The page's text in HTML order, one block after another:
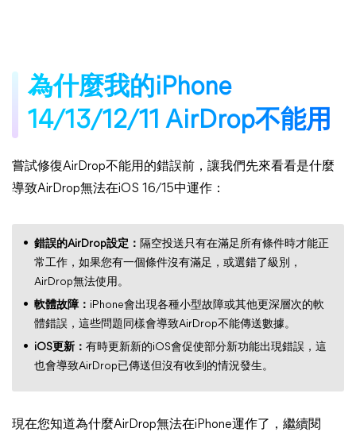
為什麼我的iPhone
14/13/12/11 AirDrop不能用
嘗試修復AirDrop不能用的錯誤前，讓我們先來看看是什麼
導致AirDrop無法在iOS 16/15中運作：
錯誤的AirDrop設定： 隔空投送只有在滿足所有條件時才能正
常工作，如果您有一個條件沒有滿足，或選錯了級別，
AirDrop無法使用。
軟體故障： iPhone會出現各種小型故障或其他更深層次的軟
體錯誤，這些問題同樣會導致AirDrop不能傳送數據。
iOS更新： 有時更新新的iOS會促使部分新功能出現錯誤，這
也會導致AirDrop已傳送但沒有收到的情況發生。
現在您知道為什麼AirDrop無法在iPhone運作了，繼續閱